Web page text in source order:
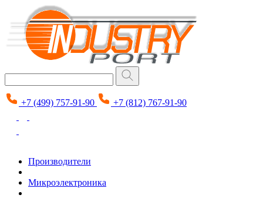
+7 (499) 757-91-90 +7 (812) 767-91-90
Производители
Микроэлектроника